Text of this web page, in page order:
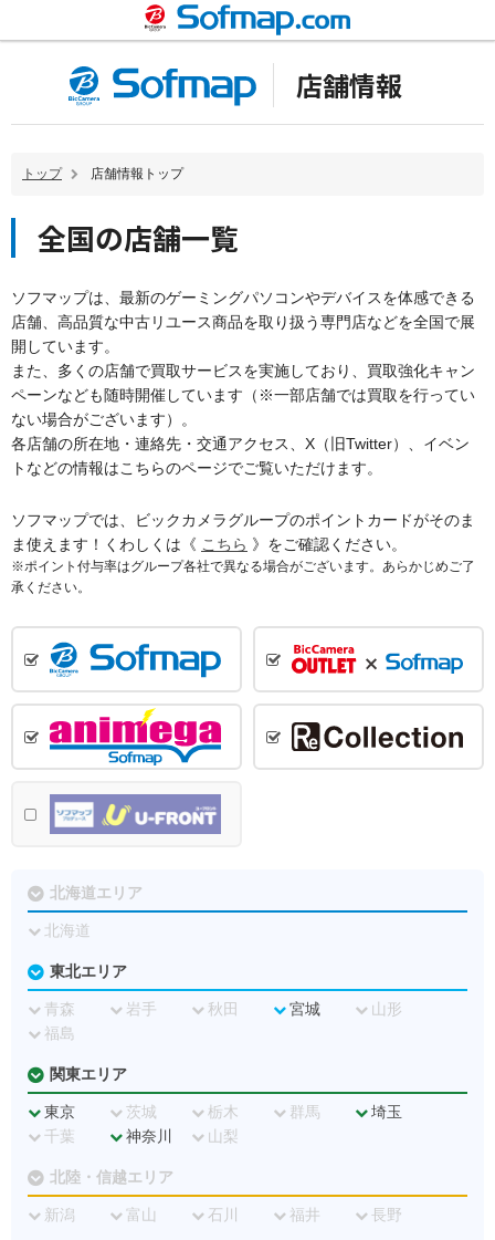
店舗情報
トップ 店舗情報トップ
全国の店舗一覧
ソフマップは、最新のゲーミングパソコンやデバイスを体感できる
店舗、高品質な中古リユース商品を取り扱う専門店などを全国で展
開しています。
また、多くの店舗で買取サービスを実施しており、買取強化キャン
ペーンなども随時開催しています（※一部店舗では買取を行ってい
ない場合がございます）。
各店舗の所在地・連絡先・交通アクセス、X（旧Twitter）、イベン
トなどの情報はこちらのページでご覧いただけます。
ソフマップでは、ビックカメラグループのポイントカードがそのま
ま使えます！くわしくは《 こちら 》をご確認ください。
※ポイント付与率はグループ各社で異なる場合がございます。あらかじめご了
承ください。
北海道エリア
北海道
東北エリア
青森 岩手 秋田 宮城
山形
福島
関東エリア
東京 茨城 栃木 群馬
埼玉
千葉
神奈川 山梨
北陸・信越エリア
新潟 富山 石川 福井 長野